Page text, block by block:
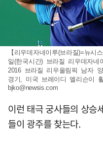
【리우데자네이루(브라질)=뉴
일(한국시간) 브라질 리우데자
2016 브라질 리우올림픽 남자
경기, 미국 브레이디 엘리슨이
bjko@newsis.com
이런 태극 궁사들의 상승
들이 광주를 찾는다.